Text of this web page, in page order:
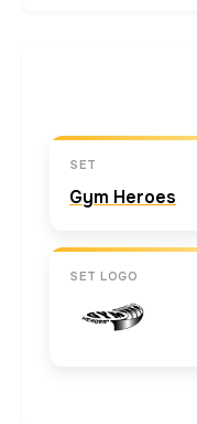
SET
Gym Heroes
SET LOGO